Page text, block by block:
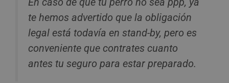
te hemos advertido que la obligación
legal está todavía en stand-by, pero es
conveniente que contrates cuanto
antes tu seguro para estar preparado.